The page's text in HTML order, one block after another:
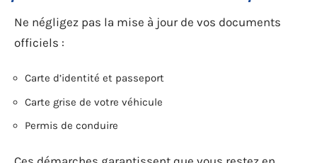
Ne négligez pas la mise à jour de vos documents
officiels :
Carte d’identité et passeport
Carte grise de votre véhicule
Permis de conduire